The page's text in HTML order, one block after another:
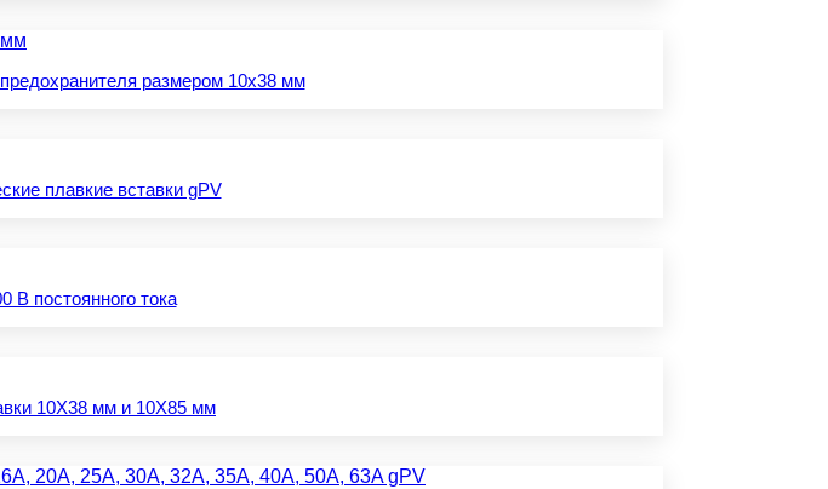
размером 10x38 мм
плавкие вставки gPV
В постоянного тока
10X38 мм и 10X85 мм